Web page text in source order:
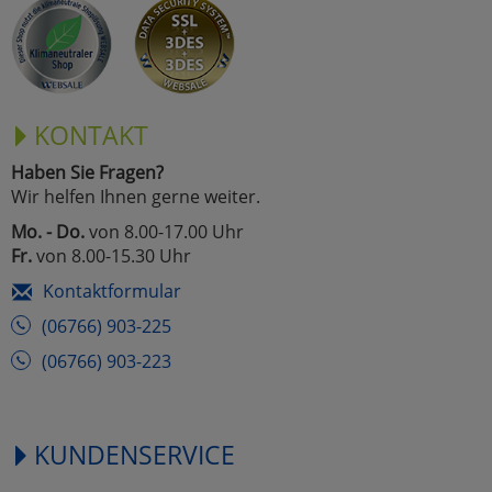
KONTAKT
Haben Sie Fragen?
Wir helfen Ihnen gerne weiter.
Mo. - Do.von 8.00-17.00 Uhr
Fr.von 8.00-15.30 Uhr
Kontaktformular
(06766) 903-225
(06766) 903-223
KUNDENSERVICE
Marketing
Alle Akzeptieren
Cookies
Einstellungen speichern